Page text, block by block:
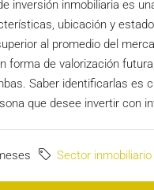
inversión inmobiliaria es
ubicación y
al promedio del
forma de valorización
Saber identificarlas es
que desee invertir con
Sector inmobiliario